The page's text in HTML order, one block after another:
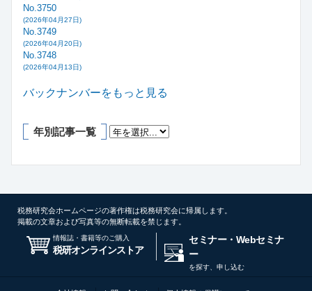
No.3750
(2026年04月27日)
No.3749
(2026年04月20日)
No.3748
(2026年04月13日)
バックナンバーをもっと見る
年別記事一覧
税務研究会ホームページの著作権は税務研究会に帰属します。
掲載の文章および写真等の無断転載を禁じます。
情報誌・書籍等のご購入
税研オンラインストア
セミナー・Webセミナ
ー
を探す、申し込む